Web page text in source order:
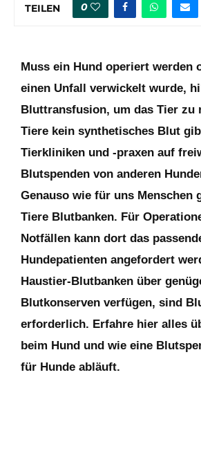
TEILEN 0
Muss ein Hund operiert werden
einen Unfall verwickelt wurde,
Bluttransfusion, um das Tier zu
Tiere kein synthetisches Blut
Tierkliniken und -praxen auf
Blutspenden von anderen
Genauso wie für uns Menschen
Tiere Blutbanken. Für
Notfällen kann dort das
Hundepatienten angefordert
Haustier-Blutbanken über
Blutkonserven verfügen, sind
erforderlich. Erfahre hier alles
beim Hund und wie eine
für Hunde abläuft.